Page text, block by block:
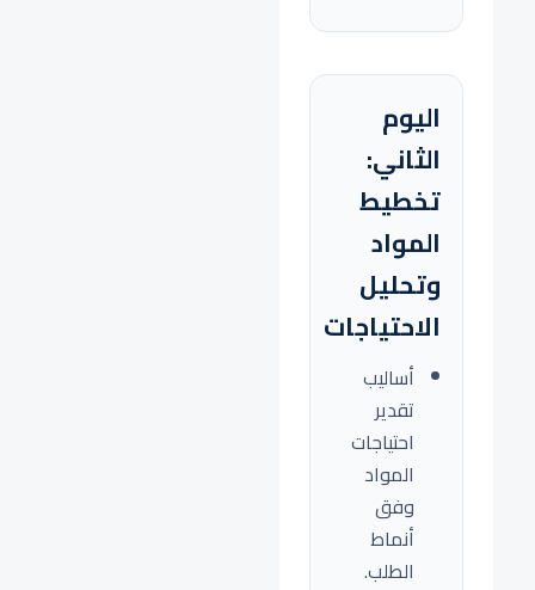
اليوم
الثاني:
تخطيط
المواد
وتحليل
الاحتياجات
أساليب
تقدير
احتياجات
المواد
وفق
أنماط
الطلب.